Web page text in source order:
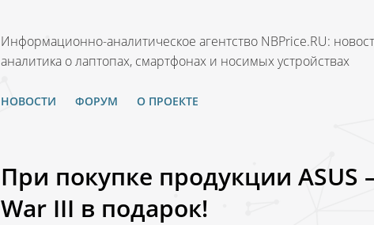
Информационно-аналитическое агентство NBPrice.RU:
аналитика о лаптопах, смартфонах и носимых устройствах
НОВОСТИ ФОРУМ О ПРОЕКТЕ
При покупке продукции ASUS
War III в подарок!